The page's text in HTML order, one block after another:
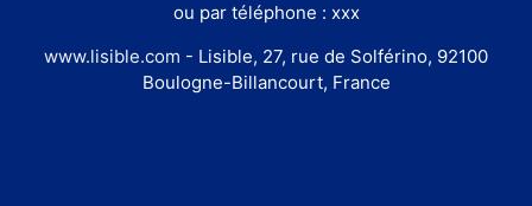
ou par téléphone : xxx
www.lisible.com - Lisible, 27, rue de Solférino, 92100
Boulogne-Billancourt, France